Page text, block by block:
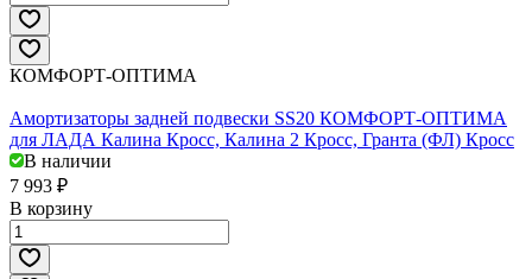
КОМФОРТ-ОПТИМА
Амортизаторы задней подвески SS20 КОМФОРТ-ОПТИМА
для ЛАДА Калина Кросс, Калина 2 Кросс, Гранта (ФЛ) Кросс
В наличии
7 993 ₽
В корзину